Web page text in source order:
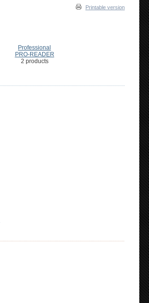
Printable version
Professional
PRO-READER
2 products